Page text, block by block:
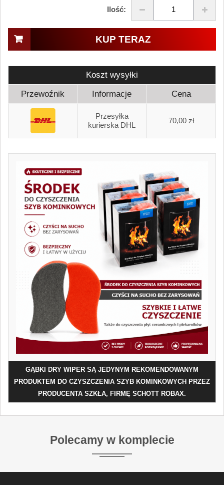
Ilość:
KUP TERAZ
Koszt wysyłki
Przewoźnik
Informacje Cena
Przesyłka
kurierska DHL
70,00 zł
GĄBKI DRY WIPER SĄ JEDYNYM REKOMENDOWANYM
PRODUKTEM DO CZYSZCZENIA SZYB KOMINKOWYCH PRZEZ
PRODUCENTA SZKŁA, FIRMĘ SCHOTT ROBAX.
Polecamy w komplecie